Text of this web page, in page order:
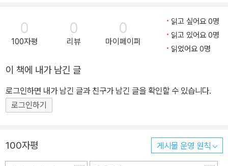
0
100자평
0
리뷰
0
마이페이퍼
읽고 싶어요 0명
읽고 있어요 0명
읽었어요 0명
이 책에 내가 남긴 글
로그인하면 내가 남긴 글과 친구가 남긴 글을 확인할 수 있습니다.
로그인하기
100자평 게시물 운영 원칙